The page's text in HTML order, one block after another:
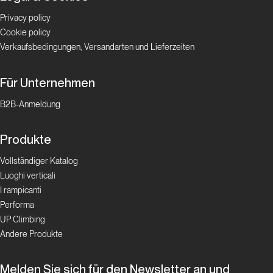
unbekanntesten und einsamsten Gipfel zu be- steigen,
insbesondere in der Cimonega-Gruppe und den Monti
del Sole. Als großer Liebhaber der Berge in ihren
Privacy policy
Cookie policy
Verkaufsbedingungen, Versandarten und Lieferzeiten
Für Unternehmen
B2B-Anmeldung
Produkte
Vollständiger Katalog
Luoghi verticali
I rampicanti
Performa
UP Climbing
Andere Produkte
Melden Sie sich für den Newsletter an und